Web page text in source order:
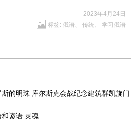
2023年4月24日
标签: 俄语、 传统、 学习俄语
斯的明珠 库尔斯克会战纪念建筑群凯旋门
和谚语 灵魂